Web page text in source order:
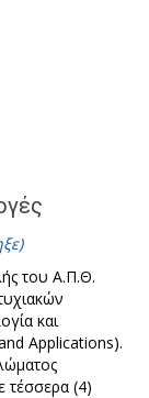
του Α.Π.Θ.
και
Applications).
τέσσερα (4)